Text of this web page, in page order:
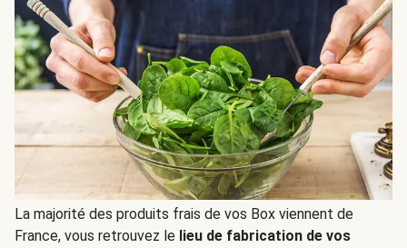
La majorité des produits frais de vos Box viennent de
France, vous retrouvez le lieu de fabrication de vos